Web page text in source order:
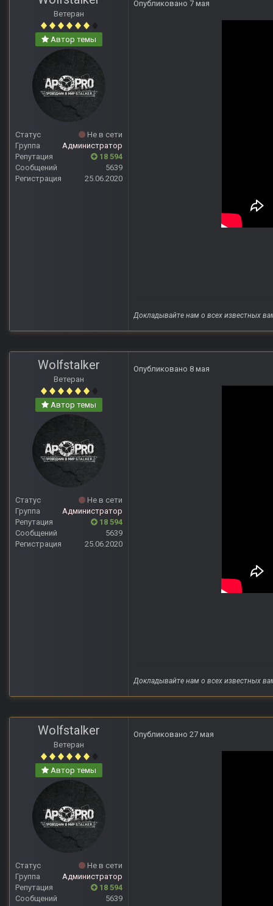
Ветеран
Автор темы
Статус
Не в сети
Группа
Администратор
Репутация
18 594
Сообщений
5639
Регистрация
25.06.2020
Опубликовано 7 мая
Докладывайте нам о всех известных
Wolfstalker
Ветеран
Автор темы
Статус
Не в сети
Группа
Администратор
Репутация
18 594
Сообщений
5639
Регистрация
25.06.2020
Опубликовано 8 мая
Докладывайте нам о всех известных
Wolfstalker
Ветеран
Автор темы
Статус
Не в сети
Группа
Администратор
Репутация
18 594
Сообщений
5639
Опубликовано 27 мая